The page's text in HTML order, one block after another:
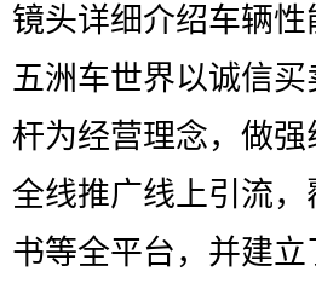
镜头详细介绍车辆
五洲车世界以诚信
杆为经营理念，做
全线推广线上引流
书等全平台，并建